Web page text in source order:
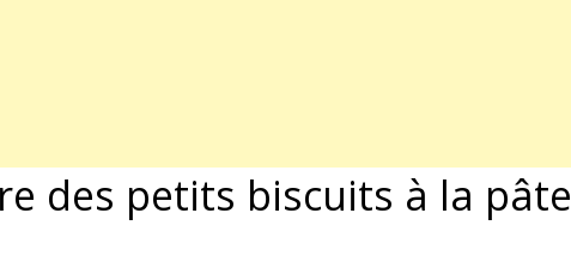
des petits biscuits à la pâte